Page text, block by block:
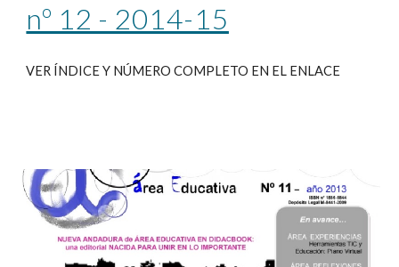
nº 12 - 2014-15
VER ÍNDICE Y NÚMERO COMPLETO EN EL ENLACE